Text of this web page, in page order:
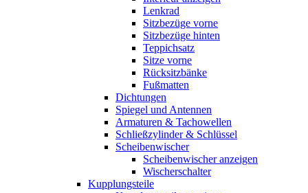
Lenkrad
Sitzbezüge vorne
Sitzbezüge hinten
Teppichsatz
Sitze vorne
Rücksitzbänke
Fußmatten
Dichtungen
Spiegel und Antennen
Armaturen & Tachowellen
Schließzylinder & Schlüssel
Scheibenwischer
Scheibenwischer anzeigen
Wischerschalter
Kupplungsteile